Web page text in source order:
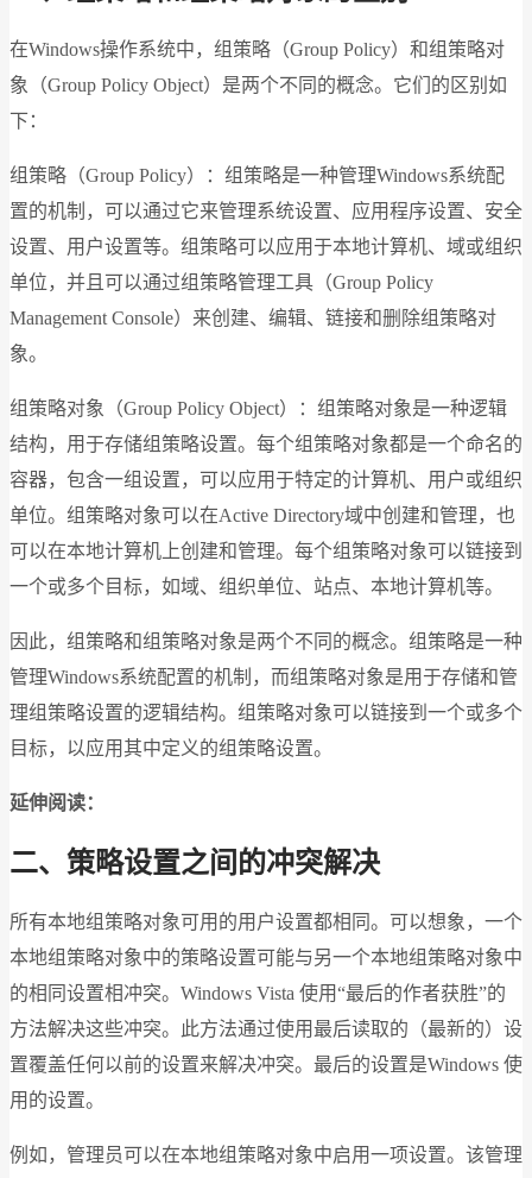
在Windows操作系统中，组策略（Group Policy）和组策略对
象（Group Policy Object）是两个不同的概念。它们的区别如
下：
组策略（Group Policy）：组策略是一种管理Windows系统配
置的机制，可以通过它来管理系统设置、应用程序设置、安全
设置、用户设置等。组策略可以应用于本地计算机、域或组织
单位，并且可以通过组策略管理工具（Group Policy
Management Console）来创建、编辑、链接和删除组策略对
象。
组策略对象（Group Policy Object）：组策略对象是一种逻辑
结构，用于存储组策略设置。每个组策略对象都是一个命名的
容器，包含一组设置，可以应用于特定的计算机、用户或组织
单位。组策略对象可以在Active Directory域中创建和管理，也
可以在本地计算机上创建和管理。每个组策略对象可以链接到
一个或多个目标，如域、组织单位、站点、本地计算机等。
因此，组策略和组策略对象是两个不同的概念。组策略是一种
管理Windows系统配置的机制，而组策略对象是用于存储和管
理组策略设置的逻辑结构。组策略对象可以链接到一个或多个
目标，以应用其中定义的组策略设置。
延伸阅读：
二、策略设置之间的冲突解决
所有本地组策略对象可用的用户设置都相同。可以想象，一个
本地组策略对象中的策略设置可能与另一个本地组策略对象中
的相同设置相冲突。Windows Vista 使用“最后的作者获胜”的
方法解决这些冲突。此方法通过使用最后读取的（最新的）设
置覆盖任何以前的设置来解决冲突。最后的设置是Windows 使
用的设置。
例如，管理员可以在本地组策略对象中启用一项设置。该管理